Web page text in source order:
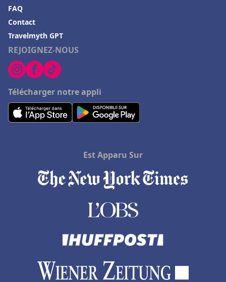
REJOIGNEZ-NOUS
Télécharger notre appli
FAQ
Contact
Travelmyth GPT
Est Apparu Sur